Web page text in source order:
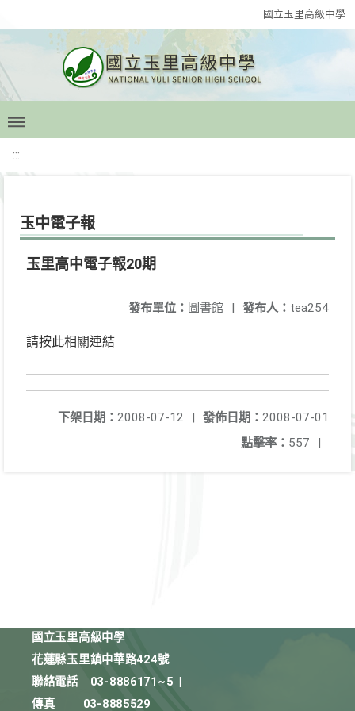
國立玉里高級中學
:::
玉中電子報
玉里高中電子報20期
發布人： tea254
發布單位： 圖書館 |
請按此相關連結
發佈日期： 2008-07-01
下架日期： 2008-07-12
|
點擊率： 557 |
國立玉里高級中學
花蓮縣玉里鎮中華路424號
聯絡電話
03-8886171~5
傳真
03-8885529